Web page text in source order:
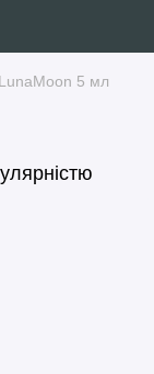
5 мл